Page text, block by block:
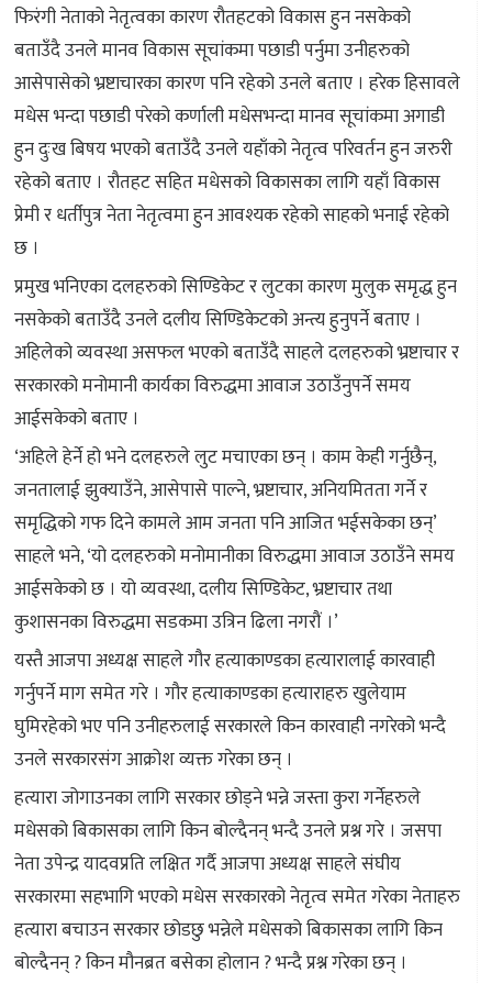
फिरंगी नेताको नेतृत्वका कारण रौतहटको विकास हुन नसकेको
बताउँदै उनले मानव विकास सूचांकमा पछाडी पर्नुमा उनीहरुको
आसेपासेको भ्रष्टाचारका कारण पनि रहेको उनले बताए । हरेक हिसावले
मधेस भन्दा पछाडी परेको कर्णाली मधेसभन्दा मानव सूचांकमा अगाडी
हुन दुःख बिषय भएको बताउँदै उनले यहाँको नेतृत्व परिवर्तन हुन जरुरी
रहेको बताए । रौतहट सहित मधेसको विकासका लागि यहाँ विकास
प्रेमी र धर्तीपुत्र नेता नेतृत्वमा हुन आवश्यक रहेको साहको भनाई रहेको
छ ।
प्रमुख भनिएका दलहरुको सिण्डिकेट र लुटका कारण मुलुक समृद्ध हुन
नसकेको बताउँदै उनले दलीय सिण्डिकेटको अन्त्य हुनुपर्ने बताए ।
अहिलेको व्यवस्था असफल भएको बताउँदै साहले दलहरुको भ्रष्टाचार र
सरकारको मनोमानी कार्यका विरुद्धमा आवाज उठाउँनुपर्ने समय
आईसकेको बताए ।
‘अहिले हेर्ने हो भने दलहरुले लुट मचाएका छन् । काम केही गर्नुछैन्,
जनतालाई झुक्याउँने, आसेपासे पाल्ने, भ्रष्टाचार, अनियमितता गर्ने र
समृद्धिको गफ दिने कामले आम जनता पनि आजित भईसकेका छन्’
साहले भने, ‘यो दलहरुको मनोमानीका विरुद्धमा आवाज उठाउँने समय
आईसकेको छ । यो व्यवस्था, दलीय सिण्डिकेट, भ्रष्टाचार तथा
कुशासनका विरुद्धमा सडकमा उत्रिन ढिला नगरौं ।’
यस्तै आजपा अध्यक्ष साहले गौर हत्याकाण्डका हत्यारालाई कारवाही
गर्नुपर्ने माग समेत गरे । गौर हत्याकाण्डका हत्याराहरु खुलेयाम
घुमिरहेको भए पनि उनीहरुलाई सरकारले किन कारवाही नगरेको भन्दै
उनले सरकारसंग आक्रोश व्यक्त गरेका छन् ।
हत्यारा जोगाउनका लागि सरकार छोड्ने भन्ने जस्ता कुरा गर्नेहरुले
मधेसको बिकासका लागि किन बोल्दैनन् भन्दै उनले प्रश्न गरे । जसपा
नेता उपेन्द्र यादवप्रति लक्षित गर्दै आजपा अध्यक्ष साहले संघीय
सरकारमा सहभागि भएको मधेस सरकारको नेतृत्व समेत गरेका नेताहरु
हत्यारा बचाउन सरकार छोडछु भन्नेले मधेसको बिकासका लागि किन
बोल्दैनन् ? किन मौनब्रत बसेका होलान ? भन्दै प्रश्न गरेका छन् ।